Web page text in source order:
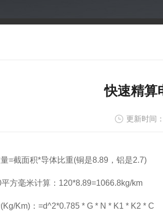
快速精算
更新时间
=截面积*导体比重(铜是8.89，铝是2.7)
方毫米计算：120*8.89=1066.8kg/km
Km)：=d^2*0.785 * G * N * K1 * K2 * C